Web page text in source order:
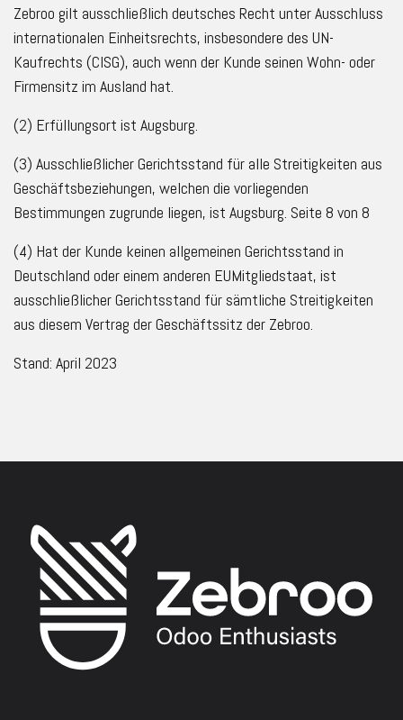
Zebroo gilt ausschließlich deutsches Recht unter Ausschluss
internationalen Einheitsrechts, insbesondere des UN-
Kaufrechts (CISG), auch wenn der Kunde seinen Wohn- oder
Firmensitz im Ausland hat.
(2) Erfüllungsort ist Augsburg.
(3) Ausschließlicher Gerichtsstand für alle Streitigkeiten aus
Geschäftsbeziehungen, welchen die vorliegenden
Bestimmungen zugrunde liegen, ist Augsburg. Seite 8 von 8
(4) Hat der Kunde keinen allgemeinen Gerichtsstand in
Deutschland oder einem anderen EUMitgliedstaat, ist
ausschließlicher Gerichtsstand für sämtliche Streitigkeiten
aus diesem Vertrag der Geschäftssitz der Zebroo.
Stand: April 2023